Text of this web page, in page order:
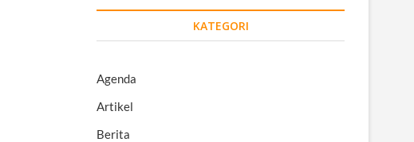
KATEGORI
Agenda
Artikel
Berita